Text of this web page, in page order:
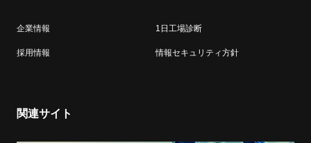
企業情報 1日工場診断
採用情報 情報セキュリティ方針
関連サイト